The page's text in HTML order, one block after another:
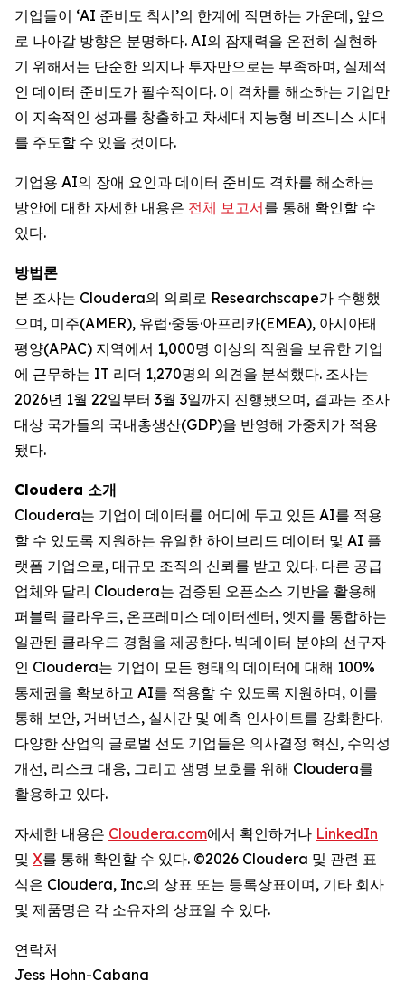
기업들이 ‘AI 준비도 착시’의 한계에 직면하는 가운데, 앞으
로 나아갈 방향은 분명하다. AI의 잠재력을 온전히 실현하
기 위해서는 단순한 의지나 투자만으로는 부족하며, 실제적
인 데이터 준비도가 필수적이다. 이 격차를 해소하는 기업만
이 지속적인 성과를 창출하고 차세대 지능형 비즈니스 시대
를 주도할 수 있을 것이다.
기업용 AI의 장애 요인과 데이터 준비도 격차를 해소하는
방안에 대한 자세한 내용은 전체 보고서를 통해 확인할 수
있다.
방법론
본 조사는 Cloudera의 의뢰로 Researchscape가 수행했
으며, 미주(AMER), 유럽·중동·아프리카(EMEA), 아시아태
평양(APAC) 지역에서 1,000명 이상의 직원을 보유한 기업
에 근무하는 IT 리더 1,270명의 의견을 분석했다. 조사는
2026년 1월 22일부터 3월 3일까지 진행됐으며, 결과는 조사
대상 국가들의 국내총생산(GDP)을 반영해 가중치가 적용
됐다.
Cloudera 소개
Cloudera는 기업이 데이터를 어디에 두고 있든 AI를 적용
할 수 있도록 지원하는 유일한 하이브리드 데이터 및 AI 플
랫폼 기업으로, 대규모 조직의 신뢰를 받고 있다. 다른 공급
업체와 달리 Cloudera는 검증된 오픈소스 기반을 활용해
퍼블릭 클라우드, 온프레미스 데이터센터, 엣지를 통합하는
일관된 클라우드 경험을 제공한다. 빅데이터 분야의 선구자
인 Cloudera는 기업이 모든 형태의 데이터에 대해 100%
통제권을 확보하고 AI를 적용할 수 있도록 지원하며, 이를
통해 보안, 거버넌스, 실시간 및 예측 인사이트를 강화한다.
다양한 산업의 글로벌 선도 기업들은 의사결정 혁신, 수익성
개선, 리스크 대응, 그리고 생명 보호를 위해 Cloudera를
활용하고 있다.
자세한 내용은 Cloudera.com에서 확인하거나 LinkedIn
및 X를 통해 확인할 수 있다. ©2026 Cloudera 및 관련 표
식은 Cloudera, Inc.의 상표 또는 등록상표이며, 기타 회사
및 제품명은 각 소유자의 상표일 수 있다.
연락처
Jess Hohn-Cabana